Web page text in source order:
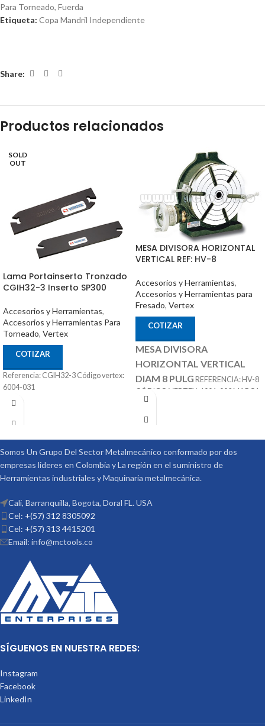
Para Torneado, Fuerda
Etiqueta: Copa Mandril Independiente
Share:
Productos relacionados
SOLD
OUT
Lama Portainserto Tronzado
CGIH32-3 Inserto SP300
Accesorios y Herramientas,
Accesorios y Herramientas Para
Torneado, Vertex
COTIZAR
Referencia: CGIH32-3 Código vertex:
6004-031
MESA DIVISORA HORIZONTAL
VERTICAL REF: HV-8
Accesorios y Herramientas,
Accesorios y Herramientas para
Fresado, Vertex
COTIZAR
MESA DIVISORA
HORIZONTAL VERTICAL
DIAM 8 PULG REFERENCIA: HV-8
CÓDIGO VERTEX: 1001-002 MARCA:
OPCIONALES:
Somos Un Grupo Del Sector Metalmecánico conformado por dos
empresas lideres en Colombia y La región en el suministro de
Herramientas industriales y Maquinaria metalmecánica.
Cali, Barranquilla, Bogota, Doral FL. USA
Cel: +(57) 312 8305092
Cel: +(57) 313 4415201
Email: info@mctools.co
SÍGUENOS EN NUESTRA REDES:
Instagram
Facebook
LinkedIn